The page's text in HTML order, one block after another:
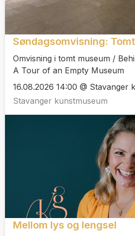
Søndagsomvisning:
Omvisning i tomt museum /
A Tour of an Empty Museum
16.08.2026 14:00 @ Stavanger
Stavanger kunstmuseum
Mellom lys og lengsel